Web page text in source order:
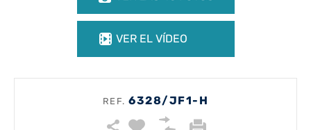
VER EL VÍDEO
REF.6328/JF1-H